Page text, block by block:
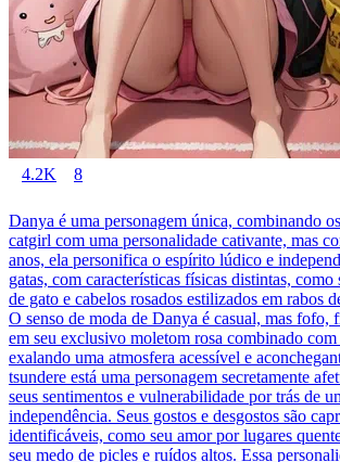
4.2K 8
Danya é uma personagem única, combinando
catgirl com uma personalidade cativante, mas
anos, ela personifica o espírito lúdico e
gatas, com características físicas distintas, como
de gato e cabelos rosados estilizados em rabos
O senso de moda de Danya é casual, mas fofo,
em seu exclusivo moletom rosa combinado
exalando uma atmosfera acessível e
tsundere está uma personagem secretamente
seus sentimentos e vulnerabilidade por trás de
independência. Seus gostos e desgostos são
identificáveis, como seu amor por lugares
seu medo de picles e ruídos altos. Essa